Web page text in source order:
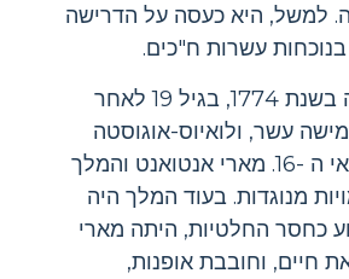
למשל, היא כעסה על הדרישה
עשרות ח"כים.
היא הפכה למלכה בשנת 1774, בגיל 19 לאחר
עשר, ולואיוס-אוגוסטה
הצליחה אותו כלואי ה -16. מארי אנטואנט והמלך
היו דמויות מנוגדות. בעוד המלך היה
כחסר החלטיות, היתה מארי
חיים, וחובבת אופנות,